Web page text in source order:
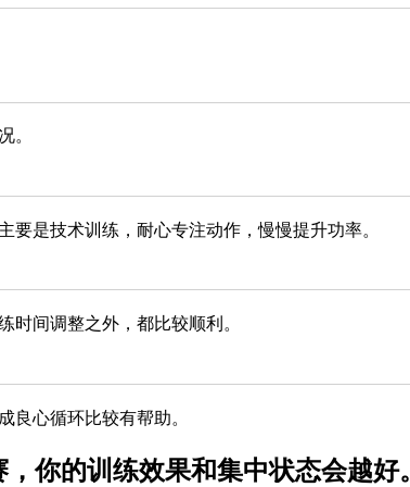
是技术训练，耐心专注动作，慢慢提升功率。
间调整之外，都比较顺利。
心循环比较有帮助。
你的训练效果和集中状态会越好。